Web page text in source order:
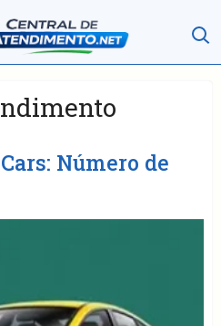
Número de